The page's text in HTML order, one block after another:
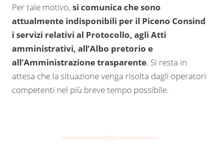
Per tale motivo, si comunica che sono
attualmente indisponibili per il Piceno Consind
i servizi relativi al Protocollo, agli Atti
amministrativi, all’Albo pretorio e
all’Amministrazione trasparente. Si resta in
attesa che la situazione venga risolta dagli operatori
competenti nel più breve tempo possibile.